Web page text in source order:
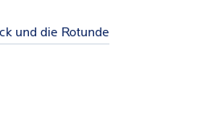
und die Rotunde